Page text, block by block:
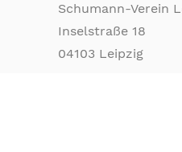
Schumann-Verein
Inselstraße 18
04103 Leipzig